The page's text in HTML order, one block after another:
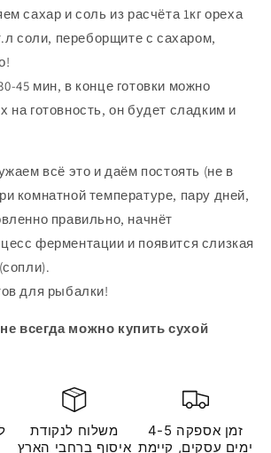
сахар и соль из расчёта 1кг ореха
соли, переборщите с сахаром,
45 мин, в конце готовки можно
на готовность, он будет сладким и
всё это и даём постоять (не в
комнатной температуре, пару дней,
правильно, начнёт
ферментации и появится слизкая
для рыбалки!
всегда можно купить сухой
משלוח לנקודת
איסוף ברחבי הארץ
זמן אספקה 4-5
ימים עסקים, קיימת